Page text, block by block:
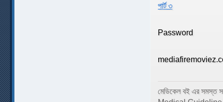
পার্ট ৩
Password
মেডিকেল বই এর সমস্ত